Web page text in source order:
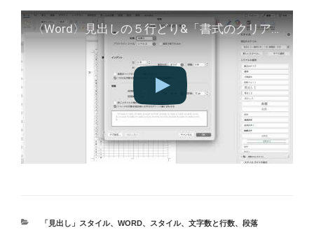
〈Word〉見出しの５行どり&「書式のクリア」
カ「見出し」スタイル、 WORD、 スタイル、 文字数と行数、 段落